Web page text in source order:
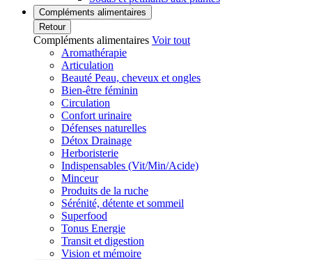
Compléments alimentaires
Retour
Compléments alimentaires Voir tout
Aromathérapie
Articulation
Beauté Peau, cheveux et ongles
Bien-être féminin
Circulation
Confort urinaire
Défenses naturelles
Détox Drainage
Herboristerie
Indispensables (Vit/Min/Acide)
Minceur
Produits de la ruche
Sérénité, détente et sommeil
Superfood
Tonus Energie
Transit et digestion
Vision et mémoire